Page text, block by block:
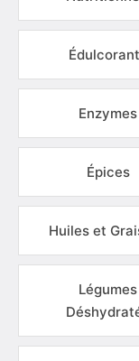
Enzymes
Épices
Huiles et
Légumes